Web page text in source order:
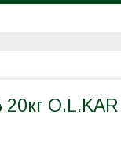
O.L.KAR